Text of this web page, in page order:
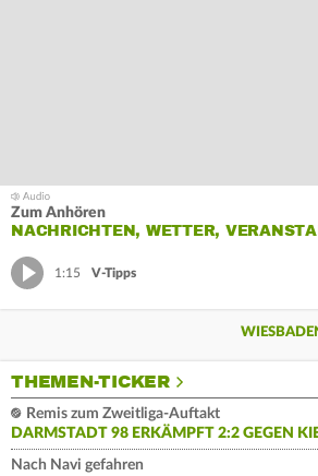
Zum Anhören
NACHRICHTEN, WETTER,
1:15 V-Tipps
THEMEN-TICKER
Remis zum Zweitliga-Auftakt
DARMSTADT 98 ERKÄMPFT 2:2 GEGEN
Nach Navi gefahren